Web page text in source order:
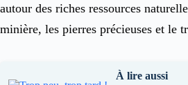
autour des riches ressources
minière, les pierres précieuses et le
À lire aussi